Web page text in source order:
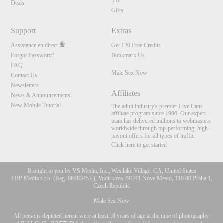
Deals
Gifts
Support
Assistance en direct
Forgot Password?
FAQ
Contact Us
Newsletters
News & Announcements
New Mobile Tutorial
Extras
Get 120 Free Credits
Bookmark Us
Male Sex Now
Affiliates
The adult industry's premier Live Cam
affiliate program since 1996. Our expert
team has delivered millions to webmasters
worldwide through top-performing, high-
payout offers for all types of traffic.
Click here to get started
Brought to you by VS Media, Inc., Westlake Village, CA, United States
FBP Media s.r.o. (Reg. 06483453 ), Vodickova 791/41 Nove Mesto, 110 00 Praha 1,
Czech Republic
Male Sex Now
All persons depicted herein were at least 18 years of age at the time of photography: